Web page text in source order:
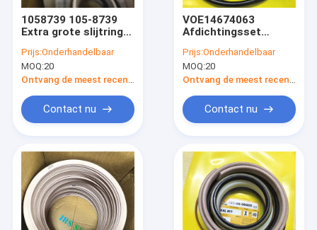
Producten
Ongeveer ons
1058739 105-8739
Extra grote slijtring
Lader Lift Tift
Stuurafdichtingsset
Prijs:Onderhandelbaar
MOQ:20
Ontvang de meest recente Prijs
Contact nu
VOE14674063
Afdichtingsset
Rijmotorset
Zwenkmotorset
Afdichtingsset
Prijs:Onderhandelbaar
MOQ:20
Ontvang de meest recente Prijs
Contact nu